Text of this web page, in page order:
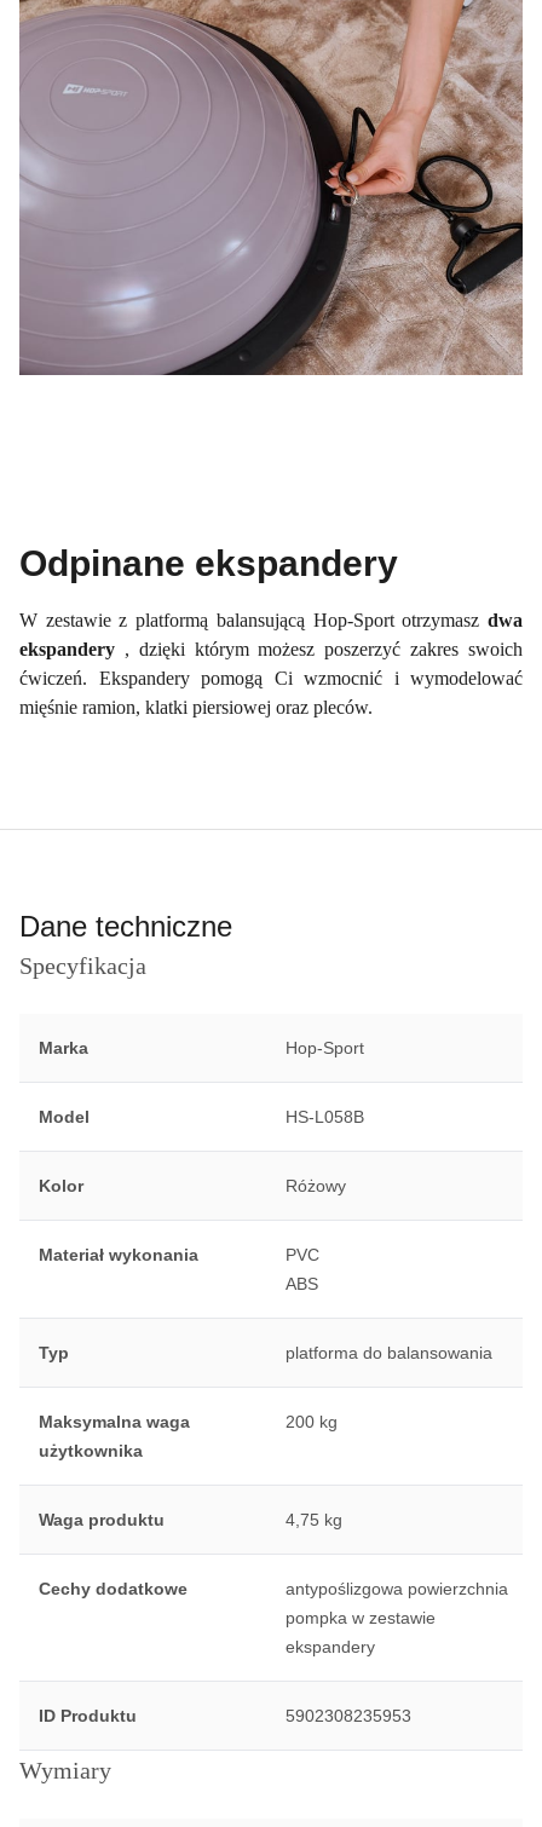
Odpinane ekspandery
W zestawie z platformą balansującą Hop-Sport otrzymasz dwa
ekspandery , dzięki którym możesz poszerzyć zakres swoich
ćwiczeń. Ekspandery pomogą Ci wzmocnić i wymodelować
mięśnie ramion, klatki piersiowej oraz pleców.
Dane techniczne
Specyfikacja
Marka Hop-Sport
Model HS-L058B
Kolor Różowy
Materiał wykonania
PVC
ABS
Typ platforma do balansowania
Maksymalna waga
użytkownika
200 kg
Waga produktu 4,75 kg
Cechy dodatkowe
antypoślizgowa powierzchnia
pompka w zestawie
ekspandery
ID Produktu 5902308235953
Wymiary